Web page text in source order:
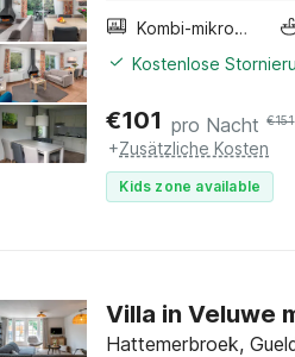
Kombi-mikrowelle
Kostenlose
€101 pro Nacht €151
+Zusätzliche Kosten
Kids zone available
Villa in Veluwe
Hattemerbroek,